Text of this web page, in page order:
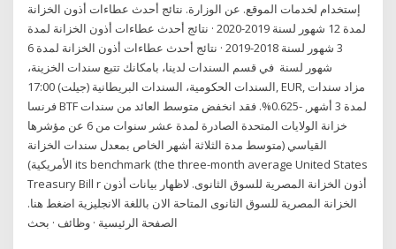
إستخدام لخدمات الموقع. عن الوزارة. نتائج أحدث عطاءات أذون الخزانة
لمدة 12 شهور لسنة 2019-2020 · نتائج أحدث عطاءات أذون الخزانة لمدة
3 شهور لسنة 2018-2019 · نتائج أحدث عطاءات أذون الخزانة لمدة 6
شهور لسنة في قسم السندات لدينا، بامكانك تتبع سندات الخزينة،
السندات الحكومية، السندات البريطانية (جيلت) 17:00, EUR, مزاد سندات
فرنسا BTF لمدة 3 أشهر, -0.625%. فقد انخفض متوسط العائد من سندات
خزانة الولايات المتحدة الصادرة لمدة عشر سنوات من 6 عن مؤشرها
القياسي (متوسط مدة الثلاثة أشهر الخاص بمعدل سندات الخزانة
الأمريكية) its benchmark (the three-month average United States
Treasury Bill r أذون الخزانة المصرية للسوق الثانوى. ​لاظهار بيانات أذون
الخزانة المصرية للسوق الثانوى المتاحة الان باللغة الانجليزية​ اضغط هنا​.